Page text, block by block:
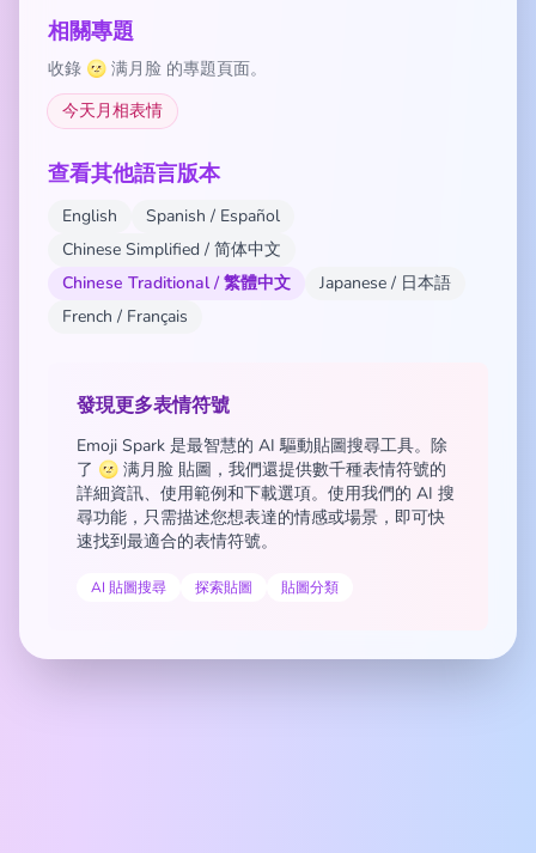
相關專題
收錄 🌝 满月脸 的專題頁面。
今天月相表情
查看其他語言版本
English
Spanish / Español
Chinese Simplified / 简体中文
Chinese Traditional / 繁體中文
Japanese / 日本語
French / Français
發現更多表情符號
Emoji Spark 是最智慧的 AI 驅動貼圖搜尋工具。除
了 🌝 满月脸 貼圖，我們還提供數千種表情符號的
詳細資訊、使用範例和下載選項。使用我們的 AI 搜
尋功能，只需描述您想表達的情感或場景，即可快
速找到最適合的表情符號。
AI 貼圖搜尋 探索貼圖 貼圖分類